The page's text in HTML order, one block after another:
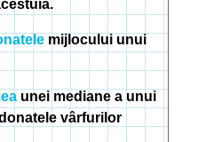
mijlocului unui
unei mediane a unui
vârfurilor